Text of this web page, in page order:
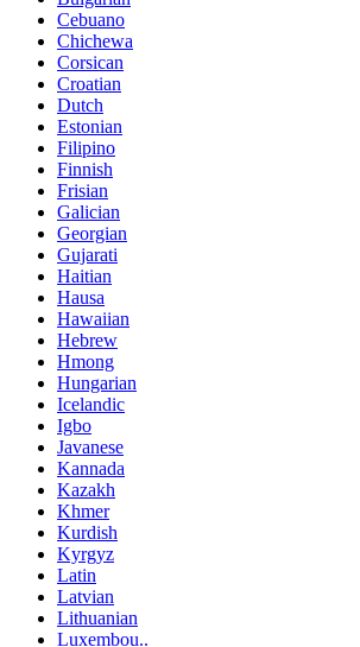
Cebuano
Chichewa
Corsican
Croatian
Dutch
Estonian
Filipino
Finnish
Frisian
Galician
Georgian
Gujarati
Haitian
Hausa
Hawaiian
Hebrew
Hmong
Hungarian
Icelandic
Igbo
Javanese
Kannada
Kazakh
Khmer
Kurdish
Kyrgyz
Latin
Latvian
Lithuanian
Luxembou..